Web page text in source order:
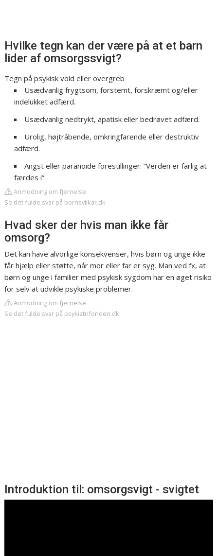
Hvilke tegn kan der være på at et barn
lider af omsorgssvigt?
Tegn på psykisk vold eller overgreb
Usædvanlig frygtsom, forstemt, forskræmt og/eller
indelukket adfærd.
Usædvanlig nedtrykt, apatisk eller bedrøvet adfærd.
Urolig, højtråbende, omkringfarende eller destruktiv
adfærd.
Angst eller paranoide forestillinger: ”Verden er farlig at
færdes i”.
Anmodning om fjernelse
Se det fulde svar på bornsvilkar.dk
Hvad sker der hvis man ikke får
omsorg?
Det kan have alvorlige konsekvenser, hvis børn og unge ikke
får hjælp eller støtte, når mor eller far er syg. Man ved fx, at
børn og unge i familier med psykisk sygdom har en øget risiko
for selv at udvikle psykiske problemer.
Anmodning om fjernelse
Se det fulde svar på psykiatrifonden.dk
Introduktion til: omsorgsvigt - svigtet